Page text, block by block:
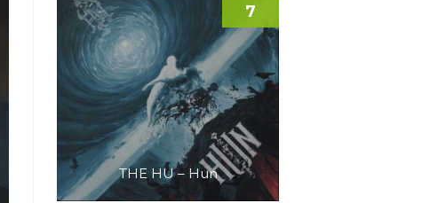
THE HU – Hun
7